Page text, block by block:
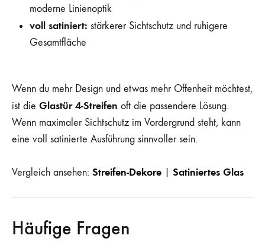
moderne Linienoptik
voll satiniert: stärkerer Sichtschutz und ruhigere
Gesamtfläche
Wenn du mehr Design und etwas mehr Offenheit möchtest,
ist die Glastür 4-Streifen oft die passendere Lösung.
Wenn maximaler Sichtschutz im Vordergrund steht, kann
eine voll satinierte Ausführung sinnvoller sein.
Vergleich ansehen: Streifen-Dekore Satiniertes Glas
Häufige Fragen